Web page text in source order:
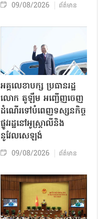
09/08/2026 ព័ត៌មាន
អគ្គលេខាបក្ស ប្រធានរដ្ឋ
លោក តូឡឹម អញ្ជើញចេញ
ដំណើរទៅបំពេញទស្សនកិច្ច
ផ្លូវរដ្ឋនៅអូស្ត្រាលីនិង
នូវែលសេឡង់
09/08/2026 ព័ត៌មាន